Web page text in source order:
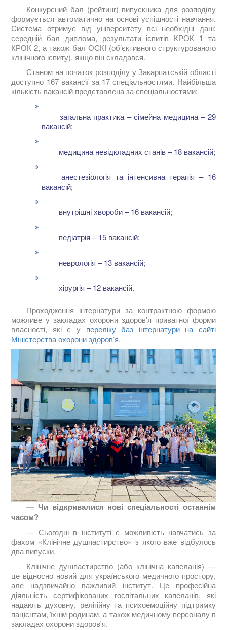
Конкурсний бал (рейтинг) випускника для розподілу
формується автоматично на основі успішності навчання.
Система отримує від університету всі необхідні дані:
середній бал диплома, результати іспитів КРОК 1 та
КРОК 2, а також бал ОСКІ (об’єктивного структурованого
клінічного іспиту), якщо він складався.
Станом на початок розподілу у Закарпатській області
доступно 167 вакансії за 17 спеціальностями. Найбільша
кількість вакансій представлена за спеціальностями:
загальна практика – сімейна медицина – 29
вакансій;
медицина невідкладних станів – 18 вакансій;
анестезіологія та інтенсивна терапія – 16
вакансій;
внутрішні хвороби – 16 вакансій;
педіатрія – 15 вакансій;
неврологія – 13 вакансій;
хірургія – 12 вакансій.
Проходження інтернатури за контрактною формою
можливе у закладах охорони здоров’я приватної форми
власності, які є у переліку баз інтернатури на сайті
Міністерства охорони здоров’я.
— Чи відкривалися нові спеціальності останнім
часом?
— Сьогодні в інституті є можливість навчатись за
фахом «Клінічне душпастирство» з якого вже відбулось
два випуски.
Клінічне душпастирство (або клінічна капеланія) —
це відносно новий для українського медичного простору,
але надзвичайно важливий інститут. Це професійна
діяльність сертифікованих госпітальних капеланів, які
надають духовну, релігійну та психоемоційну підтримку
пацієнтам, їхнім родинам, а також медичному персоналу в
закладах охорони здоров'я.